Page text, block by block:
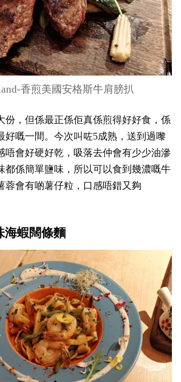
香煎美國安格斯牛肩膀扒
份，但係最正係佢真係煎得好好食，係
好嘅一間。今次叫咗5成熟，送到過嚟
唔會好硬好乾，吸落去仲會有少少油滲
都係簡單鹽味，所以可以食到幾濃嘅牛
蓉會有啲薯仔粒，口感唔錯又夠
海蝦闊條麵